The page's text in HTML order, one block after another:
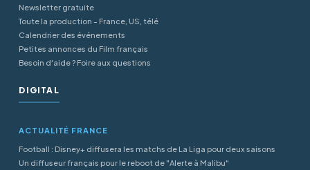
Newsletter gratuite
Toute la production - France, US, télé
Calendrier des événements
Petites annonces du Film français
Besoin d'aide ? Foire aux questions
DIGITAL
ACTUALITÉ FRANCE
Football : Disney+ diffusera les matchs de La Liga pour deux saisons
Un diffuseur français pour le reboot de "Alerte à Malibu"